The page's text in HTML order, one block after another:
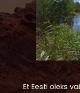
Et Eesti oleks